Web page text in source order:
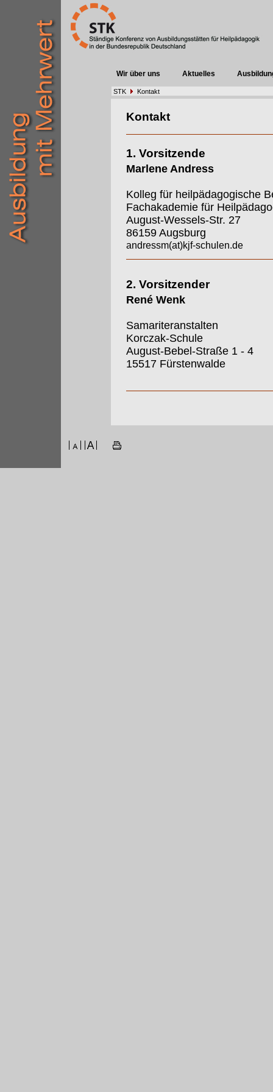
Wir über uns Aktuelles
STK Kontakt
Kontakt
1. Vorsitzende
Marlene Andress
Kolleg für heilpädagogische
Fachakademie für
August-Wessels-Str. 27
86159 Augsburg
andressm(at)kjf-schulen.de
2. Vorsitzender
René Wenk
Samariteranstalten
Korczak-Schule
August-Bebel-Straße 1 - 4
15517 Fürstenwalde